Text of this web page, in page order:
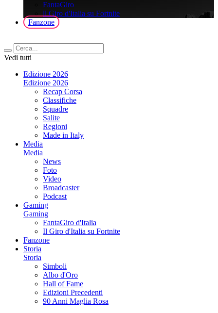
FantaGiro
ll Giro d'Italia su Fortnite
Fanzone
Vedi tutti
Edizione 2026
Edizione 2026
Recap Corsa
Classifiche
Squadre
Salite
Regioni
Made in Italy
Media
Media
News
Foto
Video
Broadcaster
Podcast
Gaming
Gaming
FantaGiro d'Italia
Il Giro d'Italia su Fortnite
Fanzone
Storia
Storia
Simboli
Albo d'Oro
Hall of Fame
Edizioni Precedenti
90 Anni Maglia Rosa